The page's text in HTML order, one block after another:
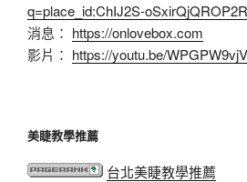
q=place_id:ChIJ2S-
消息： https://onlovebox.com
影片： https://youtu.be/
美睫教學推薦
台北美睫教學推薦